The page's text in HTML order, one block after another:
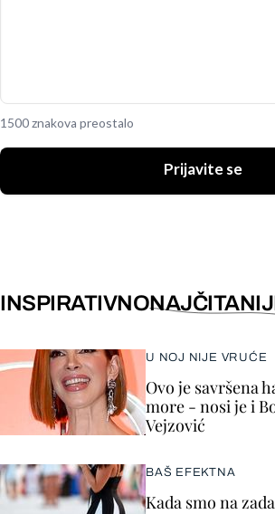
1500 znakova preostalo
Prijavite se
INSPIRATIVNO
U NOJ NIJE VRUĆE
Ovo je savršena
more - nosi je i
Vejzović
BAŠ EFEKTNA
Kada smo na